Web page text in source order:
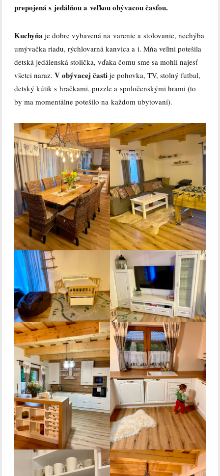
prepojená s jedálňou a veľkou obývacou časťou.
Kuchyňa je dobre vybavená na varenie a stolovanie, nechýba
umývačka riadu, rýchlovarná kanvica a i. Mňa veľmi potešila
detská jedálenská stolička, vďaka čomu sme sa mohli najesť
všetci naraz.V obývacej častije pohovka, TV, stolný futbal,
detský kútik s hračkami, puzzle a spoločenskými hrami (to
by ma momentálne potešilo na každom ubytovaní).